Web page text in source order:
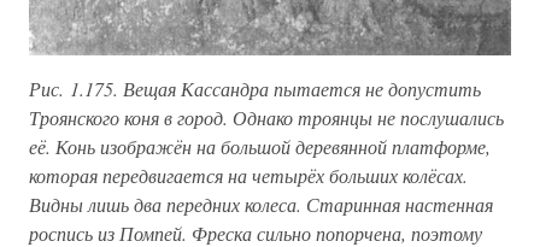
Рис. 1.175. Вещая Кассандра пытается не допустить
Троянского коня в город. Однако троянцы не послушались
её. Конь изображён на большой деревянной платформе,
которая передвигается на четырёх больших колёсах.
Видны лишь два передних колеса. Старинная настенная
роспись из Помпей. Фреска сильно попорчена, поэтому